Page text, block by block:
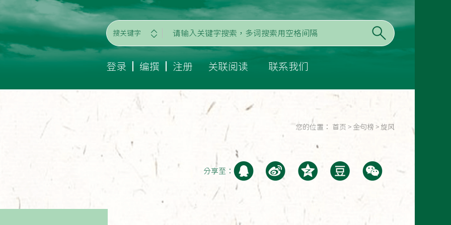
搜关键字
登录 编撰 注册 关联阅读 联系我们
您的位置： 首页 > 金句榜 > 旋风
分享至：